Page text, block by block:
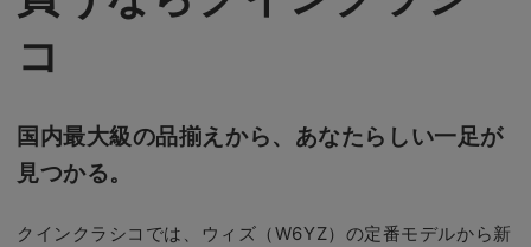
コ
国内最大級の品揃えから、あなたらしい一足が
見つかる。
クインクラシコでは、ウィズ（W6YZ）の定番モデルから新